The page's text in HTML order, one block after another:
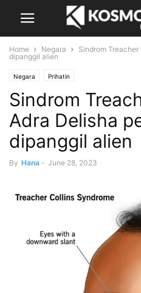
Home Negara
Sindrom
dipanggil alien
Negara Prihatin
Sindrom
Adra Delisha
dipanggil alien
By Hana - June 28, 2023